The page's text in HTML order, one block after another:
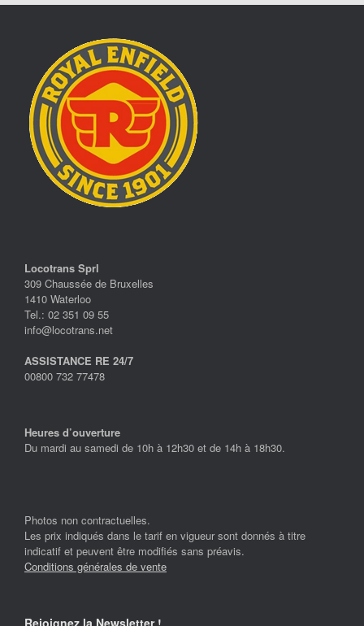
Locotrans Sprl
309 Chaussée de Bruxelles
1410 Waterloo
Tel.: 02 351 09 55
info@locotrans.net
ASSISTANCE RE 24/7
00800 732 77478
Heures d’ouverture
Du mardi au samedi de 10h à 12h30 et de 14h à 18h30.
Photos non contractuelles.
Les prix indiqués dans le tarif en vigueur sont donnés à titre
indicatif et peuvent être modifiés sans préavis.
Conditions générales de vente
Rejoignez la Newsletter !